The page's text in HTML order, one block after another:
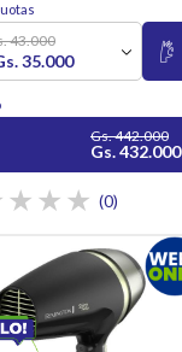
43.000
35.000
Gs. 442.000
Gs. 432.000
(0)